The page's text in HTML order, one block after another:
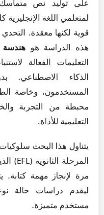
على توليد نص
قوية لكنها معقدة.
هذه الدراسة هو هندسة
التعليمات الفعالة
الذكاء الاصطناعي.
المستخدمون، وخاصة
محبطة من التجربة
التعليمية للأداة.
يتناول هذا البحث
مرة لإنجاز مهمة كتابة.
ليقدم دراسات حالة
مستخدم متميزة.